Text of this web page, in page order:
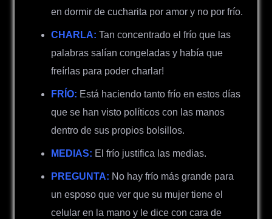
en dormir de cucharita por amor y no por frío.
CHARLA: Tan concentrado el frío que las
palabras salían congeladas y había que
freírlas para poder charlar!
FRÍO: Está haciendo tanto frío en estos días
que se han visto políticos con las manos
dentro de sus propios bolsillos.
MEDIAS: El frío justifica las medias.
PREGUNTA: No hay frío más grande para
un esposo que ver que su mujer tiene el
celular en la mano y le dice con cara de